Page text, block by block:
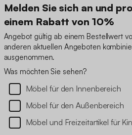
Melden Sie sich an und
einem Rabatt von 10%
Angebot gültig ab einem Bestellwert
anderen aktuellen Angeboten
ausgenommen.
Was möchten Sie sehen?
Möbel für den Innenbereich
Möbel für den Außenbereich
Möbel und Freizeitartikel für